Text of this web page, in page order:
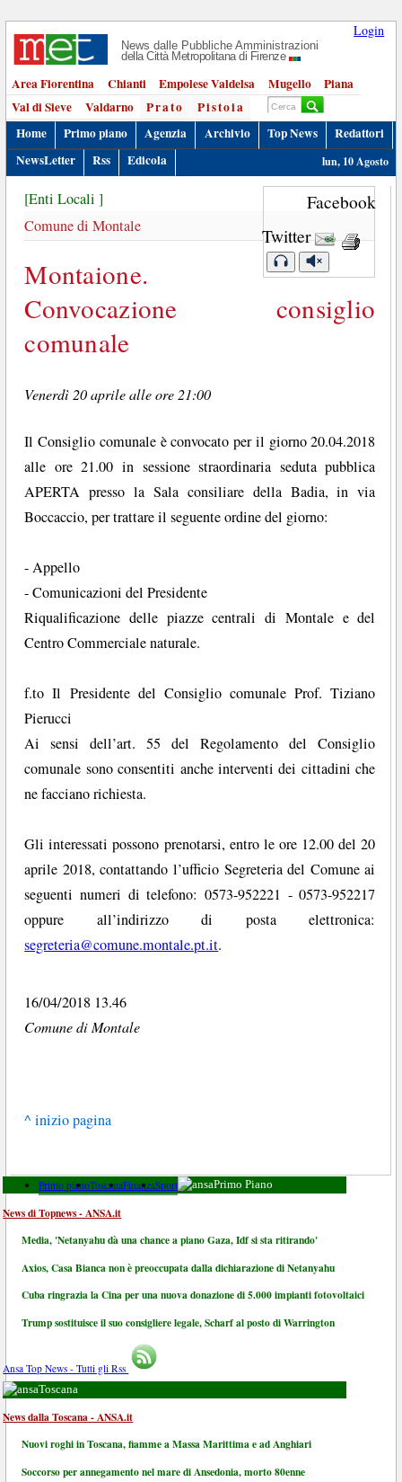
Login
News dalle Pubbliche Amministrazioni
della Città Metropolitana di Firenze
Area Fiorentina Chianti Empolese Valdelsa Mugello
Piana
Val di Sieve
Valdarno Prato
Pistoia
Home
Primo piano Agenzia Archivio Top News
Redattori
NewsLetter
Rss Edicola lun, 10 Agosto
Facebook
Twitter
[Enti Locali ]
Comune di Montale
Montaione.
Convocazione consiglio
comunale
Venerdì 20 aprile alle ore 21:00
Il Consiglio comunale è convocato per il giorno 20.04.2018
alle ore 21.00 in sessione straordinaria seduta pubblica
APERTA presso la Sala consiliare della Badia, in via
Boccaccio, per trattare il seguente ordine del giorno:
- Appello
- Comunicazioni del Presidente
Riqualificazione delle piazze centrali di Montale e del
Centro Commerciale naturale.
f.to Il Presidente del Consiglio comunale Prof. Tiziano
Pierucci
Ai sensi dell’art. 55 del Regolamento del Consiglio
comunale sono consentiti anche interventi dei cittadini che
ne facciano richiesta.
Gli interessati possono prenotarsi, entro le ore 12.00 del 20
aprile 2018, contattando l’ufficio Segreteria del Comune ai
seguenti numeri di telefono: 0573-952221 - 0573-952217
oppure all’indirizzo di posta elettronica:
segreteria@comune.montale.pt.it.
16/04/2018 13.46
Comune di Montale
^ inizio pagina
Primo pianoToscanaFinanzaSport Primo Piano
News di Topnews - ANSA.it
Media, 'Netanyahu dà una chance a piano Gaza, Idf si sta ritirando'
Axios, Casa Bianca non è preoccupata dalla dichiarazione di Netanyahu
Cuba ringrazia la Cina per una nuova donazione di 5.000 impianti fotovoltaici
Trump sostituisce il suo consigliere legale, Scharf al posto di Warrington
Ansa Top News - Tutti gli Rss
Toscana
News dalla Toscana - ANSA.it
Nuovi roghi in Toscana, fiamme a Massa Marittima e ad Anghiari
Soccorso per annegamento nel mare di Ansedonia, morto 80enne